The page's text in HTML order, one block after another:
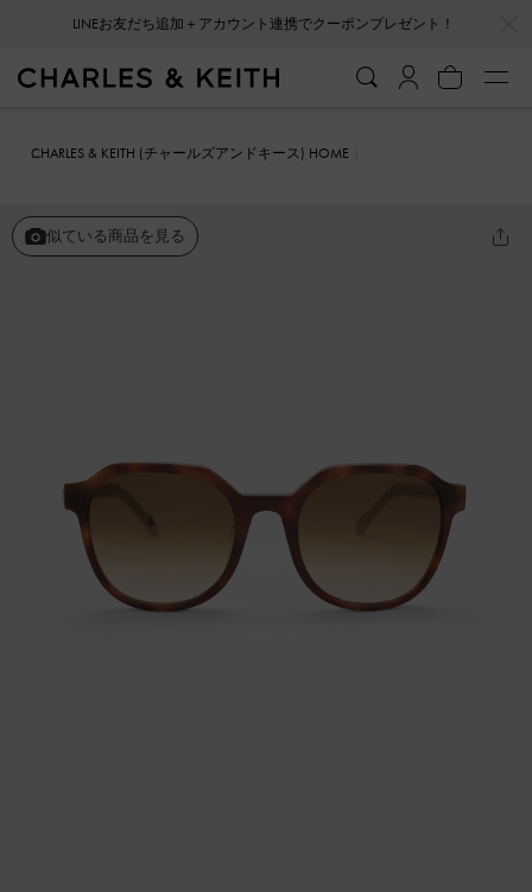
LINEお友だち追加＋アカウント連携でクーポンプレゼント！
CHARLES & KEITH (チャールズアンドキース) HOME
似ている商品を見る